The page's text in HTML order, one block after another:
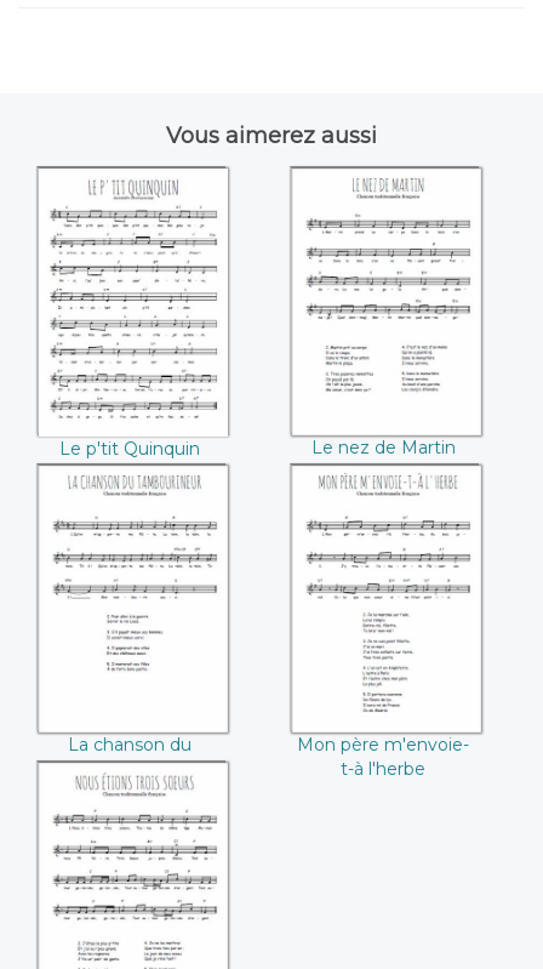
Vous aimerez aussi
Le p'tit Quinquin
Le p'tit Quinquin
Le nez de Martin
Le nez de Martin
La chanson du
tambourineur
La chanson du
tambourineur
Mon père
m'envoie-t-à
l'herbe
Mon père m'envoie-
t-à l'herbe
Nous étions trois
soeurs